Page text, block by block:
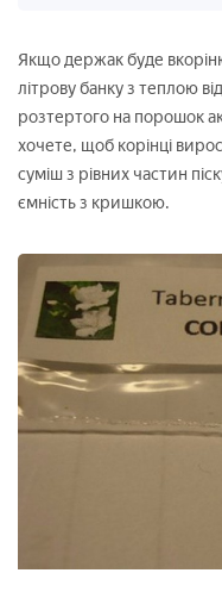
Якщо держак буде
літрову банку з теплою
розтертого на порошок
хочете, щоб корінці
суміш з рівних частин
ємність з кришкою.